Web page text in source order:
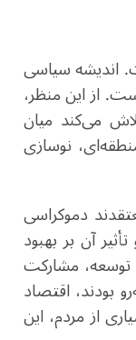
اندیشه سیاسی
از این منظر،
می‌کند میان
نوسازی
دموکراسی
آن بر بهبود
توسعه، مشارکت
بودند، اقتصاد
از مردم، این